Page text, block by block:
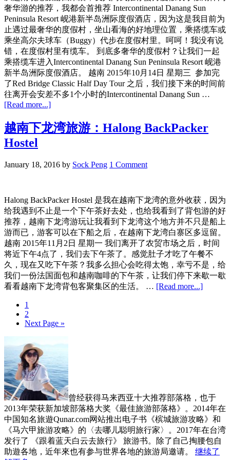
和
河
内
旅
游
酒
店
Hanoi
Delight
奢华游的推荐，我都会首推荐 Intercontinental Danang Sun
Peninsula Resort 岘港新半岛洲际度假酒店，因为这是我目前为
止遇过最奢华的度假村，坐山看海的好地理位置，乘搭缆车或
乘坐高尔夫球车（Buggy）代步在度假村里。呵呵！我没有说
错，在度假村里有缆车。 到底多奢华的度假村？让我们一起
乘搭缆车进入Intercontinental Danang Sun Peninsula Resort 岘港
新半岛洲际度假酒店。 越南 2015年10月14日 星期三 参加完
了Red Bridge Classic Half Day Tour 之后，我们接下来的时间前
往离开会安差不多1个小时的Intercontinental Danang Sun …
[Read more...]about
南
岘
游
篇：
Intercontinental
Danang
Sun
Peninsula
Resort
岘
港
新
半
际
假
店
越南下龙湾旅游：Halong BackPacker
Hostel
January 18, 2016 by Sock Peng 1 Comment
Halong BackPacker Hostel 是我在越南下龙湾的意外收获，因为
给我遇到不止是一个下午茶好去处，也给我看到了背包游的好
推荐，越南下龙湾游玩让我看到下龙湾这个地方并不只是船上
游而已，游客可以在下船之后，在越南下龙湾白寨区多逗留。
越南 2015年11月2日 星期一 我们离开了农贸市场之后，时间
将近下午4点了，我们去下午茶了。感觉肚子才吃了午餐不
久，现在又吃下午茶？我多么担心会吃得太饱，幸亏不是，给
我们一份法国面包和越南咖啡的下午茶，让我们停下来歇一歇
看看越南下龙湾背包客聚集区的生活。 … [Read more...]about
Page
1
Page
2
Go
Next Page »
Primary
Sidebar
曾经获得马来西亚十大推荐部落格，也于
2013年荣获新加坡部落格大奖《最佳旅游部落格》。2014年在
中国知名旅遊Qunar.com网站推出电子书《槟城旅游攻略》和
《马六甲旅游攻略》的〈去哪儿聪明旅行家〉。2017年在台湾
发行了 《跟着蓝天白云去旅行》 旅游书。除了自己掏腰包自
助遊各地，近年來也有参与世界各地的旅游局邀请。 继续了